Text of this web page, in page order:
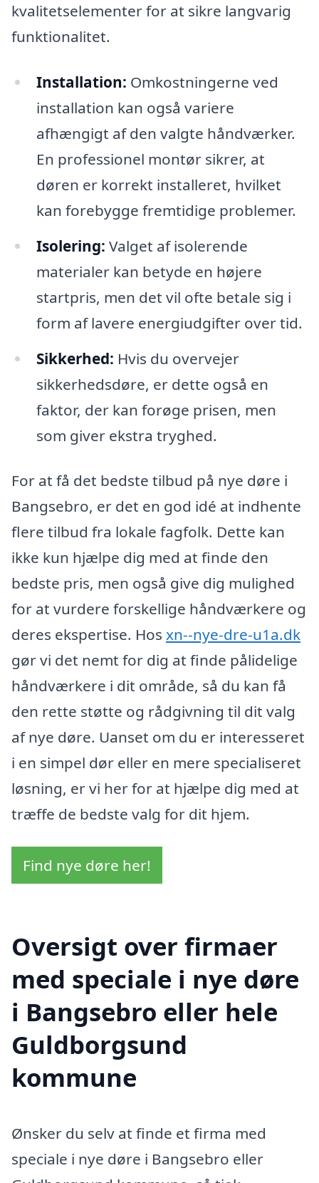
kvalitetselementer for at sikre langvarig
funktionalitet.
Installation: Omkostningerne ved
installation kan også variere
afhængigt af den valgte håndværker.
En professionel montør sikrer, at
døren er korrekt installeret, hvilket
kan forebygge fremtidige problemer.
Isolering: Valget af isolerende
materialer kan betyde en højere
startpris, men det vil ofte betale sig i
form af lavere energiudgifter over tid.
Sikkerhed: Hvis du overvejer
sikkerhedsdøre, er dette også en
faktor, der kan forøge prisen, men
som giver ekstra tryghed.
For at få det bedste tilbud på nye døre i
Bangsebro, er det en god idé at indhente
flere tilbud fra lokale fagfolk. Dette kan
ikke kun hjælpe dig med at finde den
bedste pris, men også give dig mulighed
for at vurdere forskellige håndværkere og
deres ekspertise. Hos xn--nye-dre-u1a.dk
gør vi det nemt for dig at finde pålidelige
håndværkere i dit område, så du kan få
den rette støtte og rådgivning til dit valg
af nye døre. Uanset om du er interesseret
i en simpel dør eller en mere specialiseret
løsning, er vi her for at hjælpe dig med at
træffe de bedste valg for dit hjem.
Find nye døre her!
Oversigt over firmaer
med speciale i nye døre
i Bangsebro eller hele
Guldborgsund
kommune
Ønsker du selv at finde et firma med
speciale i nye døre i Bangsebro eller